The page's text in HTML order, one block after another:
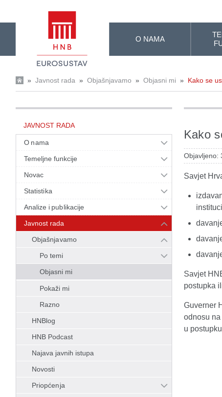
O NAMA
» Javnost rada » Objašnjavamo » Objasni mi » Kako se
JAVNOST RADA
O nama
Temeljne funkcije
Novac
Statistika
Analize i publikacije
Javnost rada
Objašnjavamo
Po temi
Objasni mi
Pokaži mi
Razno
HNBlog
HNB Podcast
Najava javnih istupa
Novosti
Priopćenja
Kako
Objavljeno:
Savjet
Savjet
postupka
Guverner
odnosu
u